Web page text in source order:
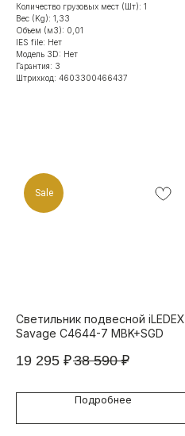
Количество грузовых мест (Шт): 1
Вес (Kg): 1,33
Объем (м3): 0,01
IES file: Нет
Модель 3D: Нет
Гарантия: 3
Штрихкод: 4603300466437
Sale
Светильник подвесной iLEDEX
Savage C4644-7 MBK+SGD
19 295 ₽38 590 ₽
Подробнее